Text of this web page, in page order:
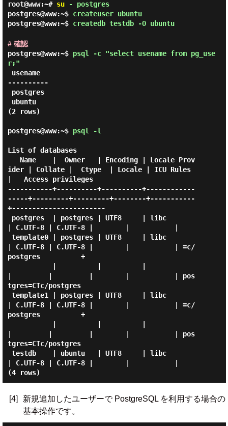
root@www:~# su- postgres
postgres@www:~$ createuser ubuntu
postgres@www:~$ createdb testdb -O ubuntu
# 確認
postgres@www:~$ psql -c "select usename from pg_use
r;"
----------
(2 rows)
postgres@www:~$ psql -l
List of databases
ider | Collate |  Ctype  | Locale | ICU Rules
|   Access privileges
-----------+----------+----------+------------
-----+---------+---------+--------+-----------
+-----------------------
| C.UTF-8 | C.UTF-8 |        |           |
| C.UTF-8 | C.UTF-8 |        |           | =c/
postgres          +
|         |         |        |           | pos
tgres=CTc/postgres
| C.UTF-8 | C.UTF-8 |        |           | =c/
postgres          +
|         |         |        |           | pos
tgres=CTc/postgres
| C.UTF-8 | C.UTF-8 |        |           |
[4]
新規追加したユーザーで PostgreSQL を利用する場合の
基本操作です。